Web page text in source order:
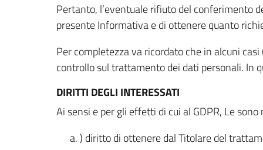
Pertanto, l’eventuale rifiuto del conferimento
presente Informativa e di ottenere quanto
Per completezza va ricordato che in alcuni
controllo sul trattamento dei dati personali. In
DIRITTI DEGLI INTERESSATI
Ai sensi e per gli effetti di cui al GDPR, Le
) diritto di ottenere dal Titolare del